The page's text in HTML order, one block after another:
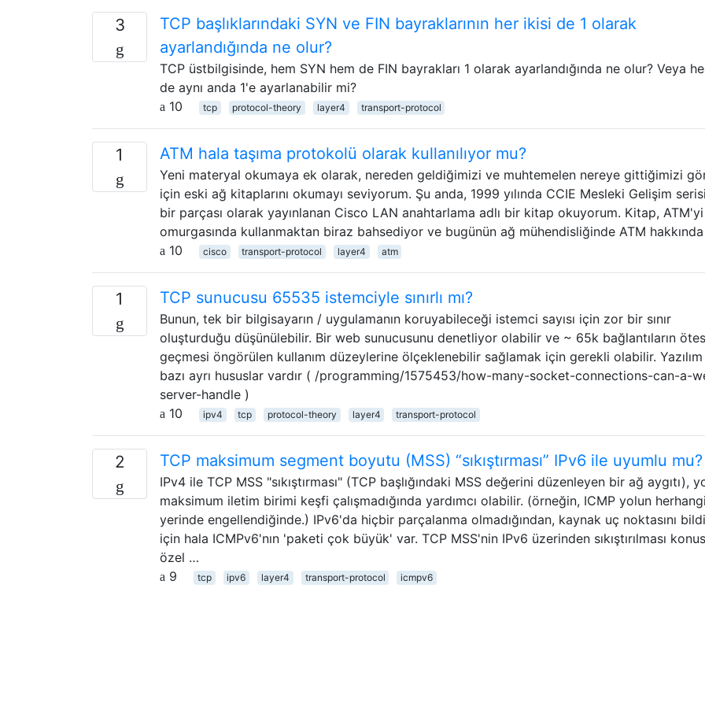
3
TCP başlıklarındaki SYN ve FIN bayraklarının her ikisi de 1 olarak
ayarlandığında ne olur?
TCP üstbilgisinde, hem SYN hem de FIN bayrakları 1 olarak ayarlandığında ne olur? Veya
de aynı anda 1'e ayarlanabilir mi?
10
tcp protocol-theory layer4 transport-protocol
1 ATM hala taşıma protokolü olarak kullanılıyor mu?
Yeni materyal okumaya ek olarak, nereden geldiğimizi ve muhtemelen nereye gittiğimizi
için eski ağ kitaplarını okumayı seviyorum. Şu anda, 1999 yılında CCIE Mesleki Gelişim
bir parçası olarak yayınlanan Cisco LAN anahtarlama adlı bir kitap okuyorum. Kitap,
omurgasında kullanmaktan biraz bahsediyor ve bugünün ağ mühendisliğinde ATM
10
cisco transport-protocol layer4 atm
1 TCP sunucusu 65535 istemciyle sınırlı mı?
Bunun, tek bir bilgisayarın / uygulamanın koruyabileceği istemci sayısı için zor bir sınır
oluşturduğu düşünülebilir. Bir web sunucusunu denetliyor olabilir ve ~ 65k bağlantıların
geçmesi öngörülen kullanım düzeylerine ölçeklenebilir sağlamak için gerekli olabilir.
bazı ayrı hususlar vardır ( /programming/1575453/how-many-socket-connections-can-a-
server-handle )
10
ipv4 tcp protocol-theory layer4 transport-protocol
2 TCP maksimum segment boyutu (MSS) “sıkıştırması” IPv6 ile uyumlu mu?
IPv4 ile TCP MSS "sıkıştırması" (TCP başlığındaki MSS değerini düzenleyen bir ağ aygıtı),
maksimum iletim birimi keşfi çalışmadığında yardımcı olabilir. (örneğin, ICMP yolun
yerinde engellendiğinde.) IPv6'da hiçbir parçalanma olmadığından, kaynak uç noktasını
için hala ICMPv6'nın 'paketi çok büyük' ​​var. TCP MSS'nin IPv6 üzerinden sıkıştırılması
özel …
9
tcp ipv6 layer4 transport-protocol icmpv6